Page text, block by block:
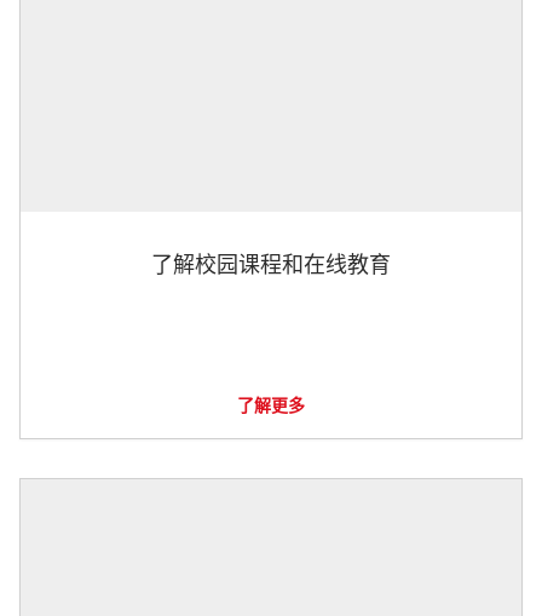
了解校园课程和在线教育
了解更多